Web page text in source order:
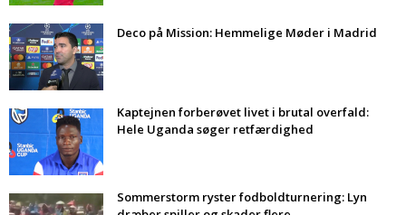
Deco på Mission: Hemmelige Møder i Madrid
Kaptejnen forberøvet livet i brutal overfald:
Hele Uganda søger retfærdighed
Sommerstorm ryster fodboldturnering: Lyn